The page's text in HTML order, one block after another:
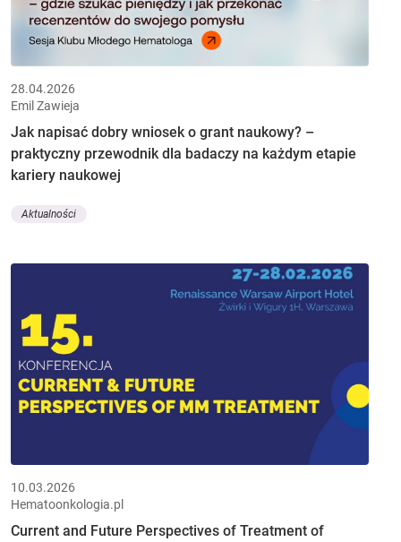
28.04.2026
Emil Zawieja
Jak napisać dobry wniosek o grant naukowy? –
praktyczny przewodnik dla badaczy na każdym etapie
kariery naukowej
Aktualności
10.03.2026
Hematoonkologia.pl
Current and Future Perspectives of Treatment of